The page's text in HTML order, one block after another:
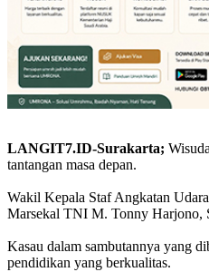
LANGIT7.ID-Surakarta;
tantangan masa depan.
Wakil Kepala Staf Angkatan
Marsekal TNI M. Tonny Harjono,
Kasau dalam sambutannya yang
pendidikan yang berkualitas.